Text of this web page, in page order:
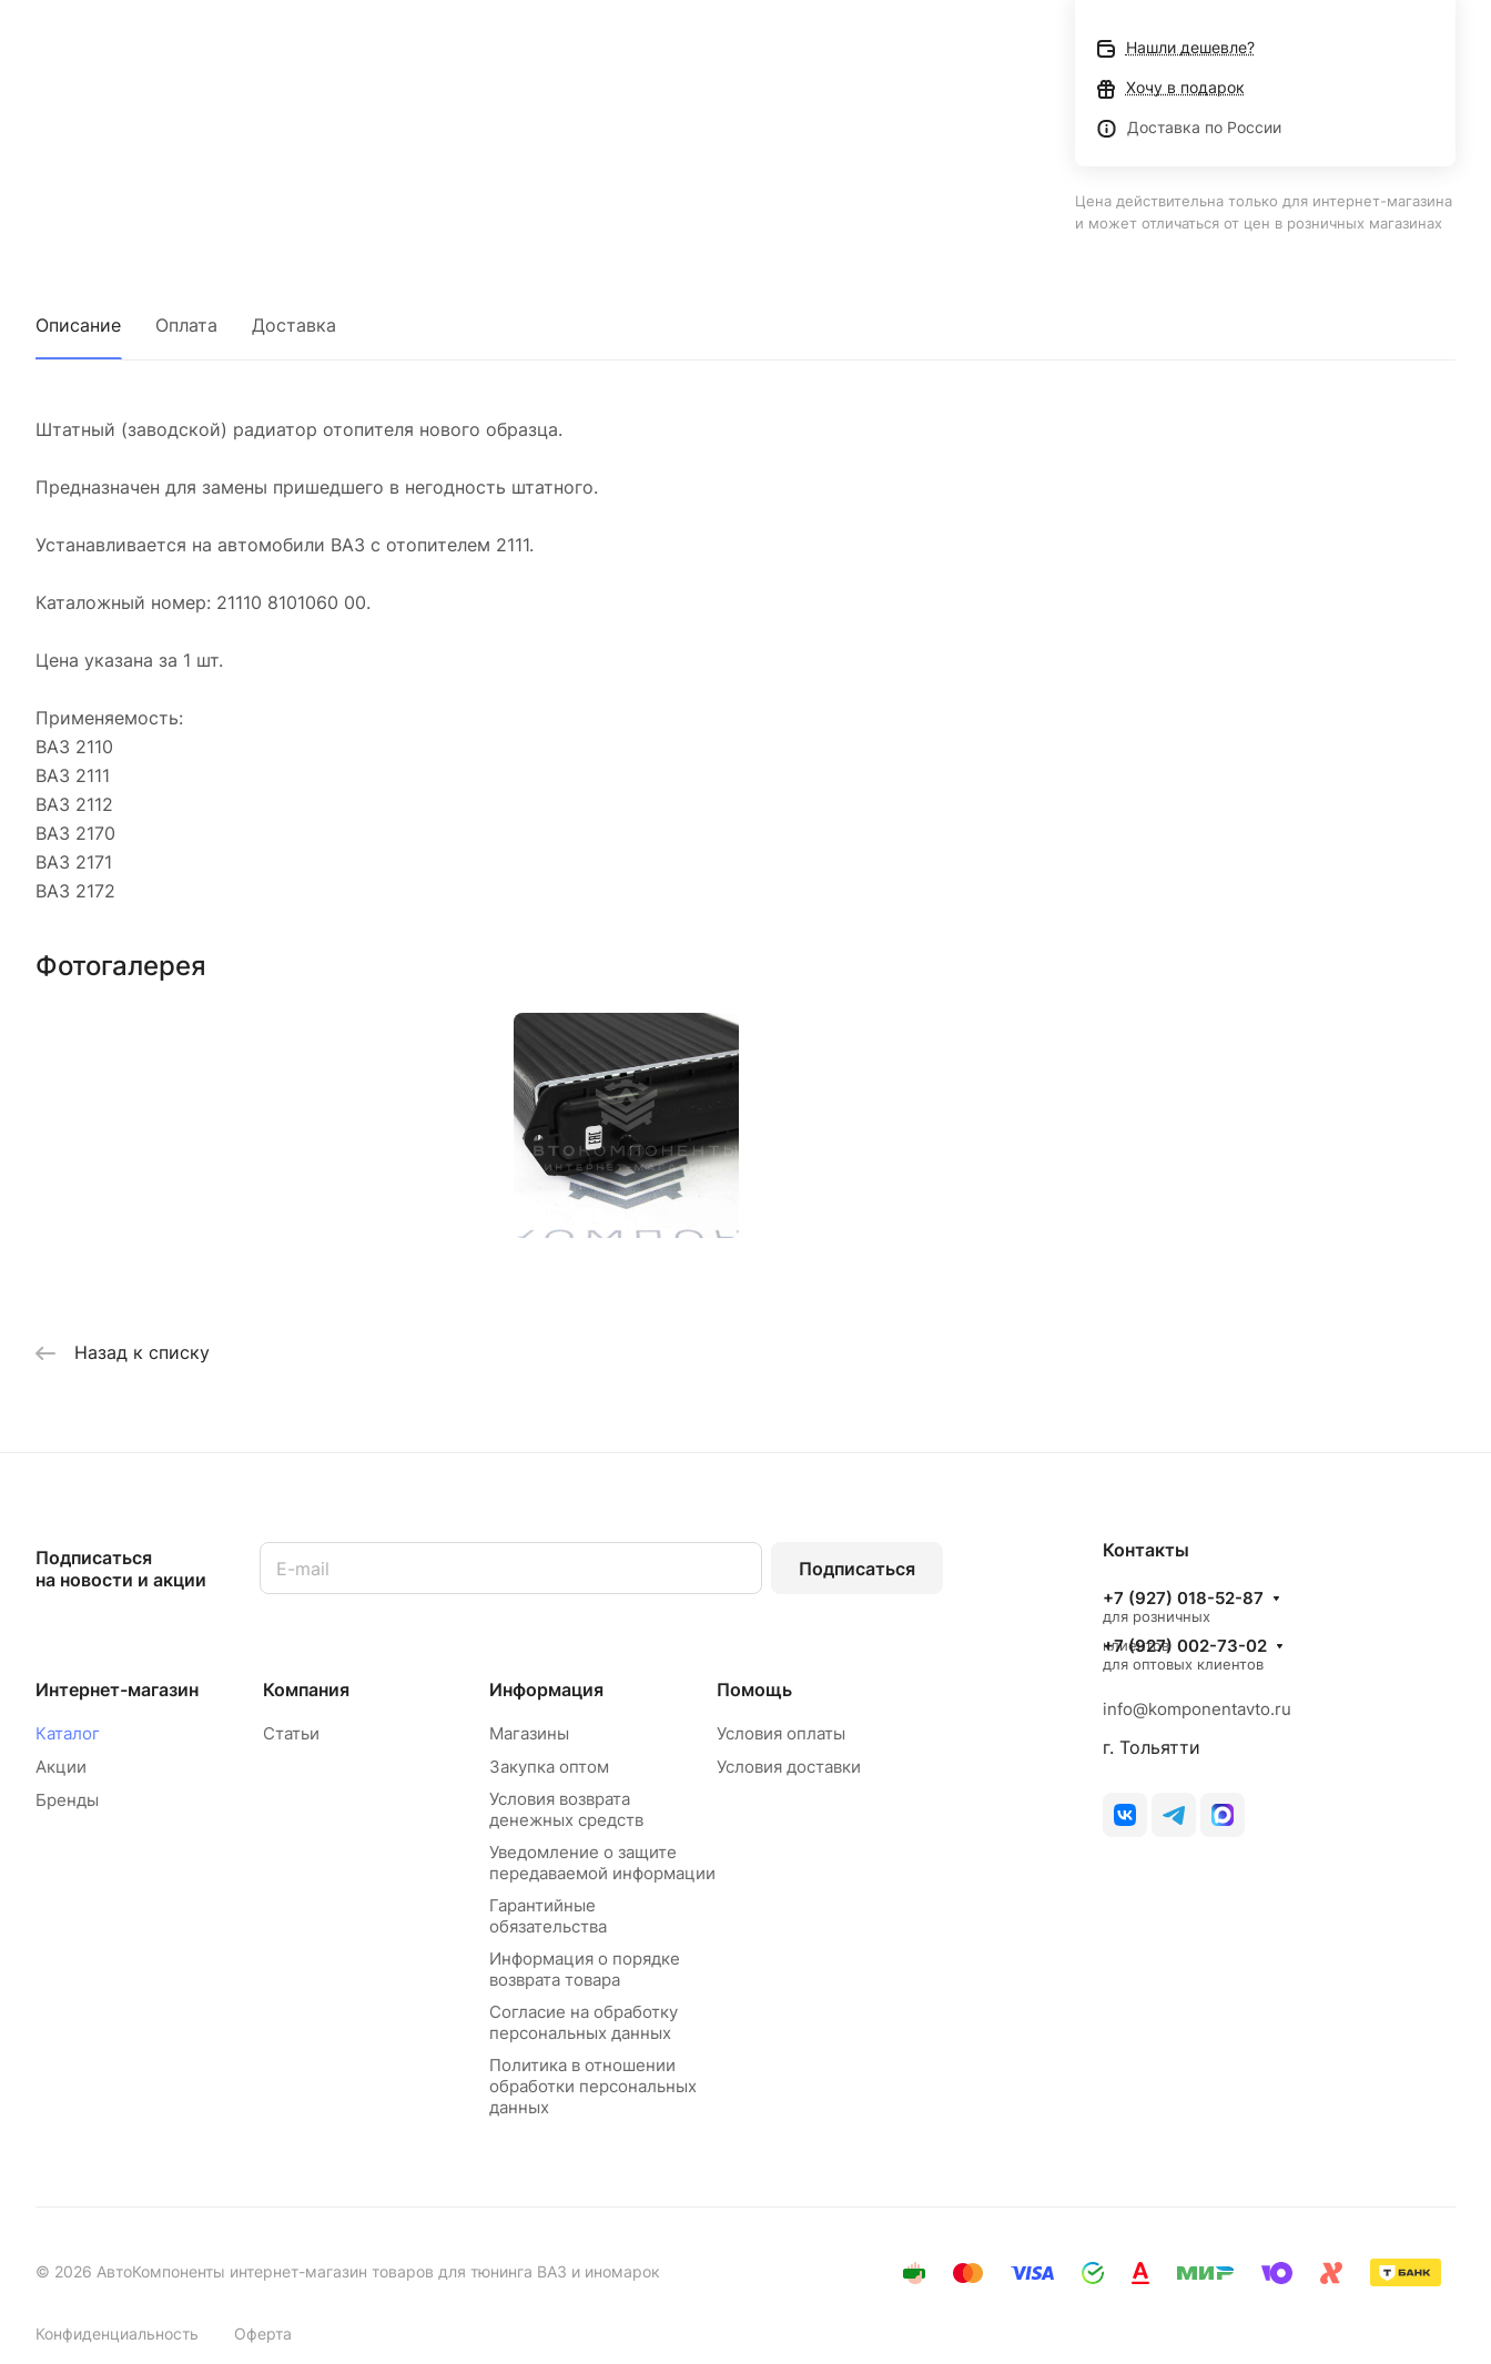
Нашли дешевле?
Хочу в подарок
Доставка по России
Цена действительна только для интернет-магазина
и может отличаться от цен в розничных магазинах
Описание Оплата Доставка
Штатный (заводской) радиатор отопителя нового образца.
Предназначен для замены пришедшего в негодность штатного.
Устанавливается на автомобили ВАЗ с отопителем 2111.
Каталожный номер: 21110 8101060 00.
Цена указана за 1 шт.
Применяемость:
ВАЗ 2110
ВАЗ 2111
ВАЗ 2112
ВАЗ 2170
ВАЗ 2171
ВАЗ 2172
Фотогалерея
Назад к списку
Подписаться
на новости и акции
Подписаться
Интернет-магазин
Каталог
Акции
Бренды
Компания
Статьи
Информация
Магазины
Закупка оптом
Условия возврата
денежных средств
Уведомление о защите
передаваемой информации
Гарантийные
обязательства
Информация о порядке
возврата товара
Согласие на обработку
персональных данных
Политика в отношении
обработки персональных
данных
Помощь
Условия оплаты
Условия доставки
Контакты
+7 (927) 018-52-87
для розничных
клиентов
+7 (927) 002-73-02
для оптовых клиентов
info@komponentavto.ru
г. Тольятти
© 2026 АвтоКомпоненты интернет-магазин товаров для тюнинга ВАЗ и иномарок
Конфиденциальность Оферта